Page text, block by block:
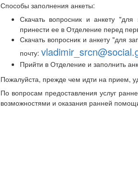
Способы заполнения анкеты:
Скачать вопросник и анкету "для
принести ее в Отделение перед
Скачать вопросник и анкету "для
почту:
Прийти в Отделение и заполнить
Пожалуйста, прежде чем идти на прием,
По вопросам предоставления услуг
возможностями и оказания ранней